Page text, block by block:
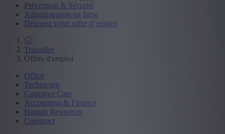
Prévention & Sécurité
Administration en ligne
Déposez votre offre d’emploi
Travailler
Offres d'emploi
Office
Technicum
Customer Care
Accounting & Finance
Human Resources
Construct